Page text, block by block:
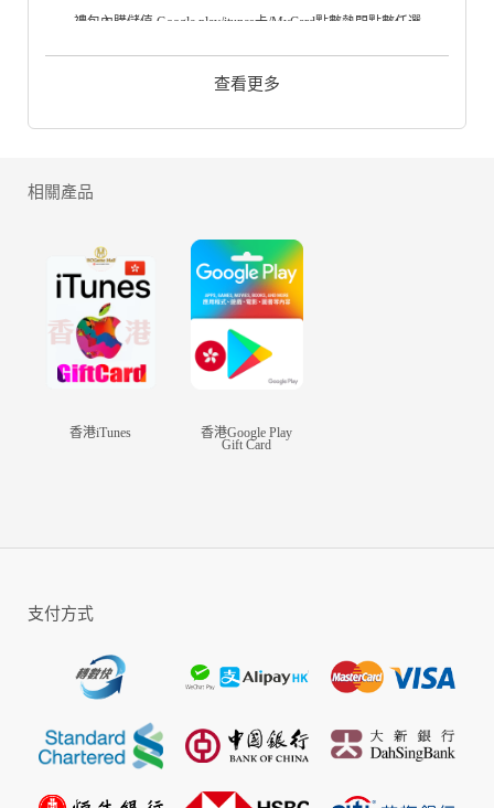
禮包內購儲值,Google play/itunes卡/MyCard點數熱門點數任選
BLEACH Brave SoulsiOS -App Store下載
閣下需提供遊戲登入的ac和pw進行代儲值；
登錄方式有賬號登入/GOOGLE/Facebook/Game Center；
購買前請先聯絡在線客服人員；
購買後請提供GAME的"登錄方式\遊戲賬號\登入密碼\伺服器\角色名"
1、首儲贈送，請買家自行在遊戲內儲值界面查看是否有贈送；
2、官方贈送數量，按官方遊戲內購為準，請買家留意官方公告信息
查看更多
相關產品
香港iTunes 香港Google Play
Gift Card
支付方式